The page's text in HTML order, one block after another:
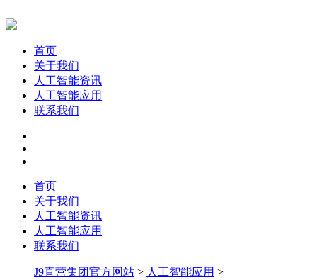
首页
关于我们
人工智能资讯
人工智能应用
联系我们
首页
关于我们
人工智能资讯
人工智能应用
联系我们
J9直营集团官方网站 > 人工智能应用 >